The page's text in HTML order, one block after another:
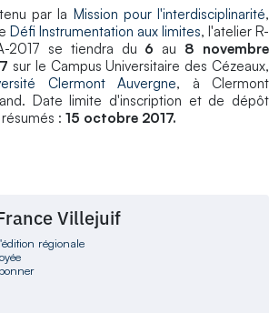
par la Mission pour l'interdisciplinarité,
Défi Instrumentation aux limites, l'atelier R-
2017 se tiendra du 6 au 8 novembre
sur le Campus Universitaire des Cézeaux,
Clermont Auvergne, à Clermont
Date limite d'inscription et de dépôt
: 15 octobre 2017.
Villejuif
régionale